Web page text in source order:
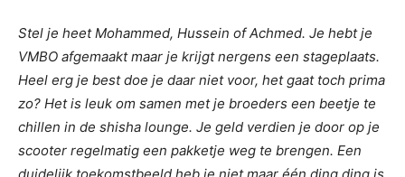
Stel je heet Mohammed, Hussein of Achmed. Je hebt je
VMBO afgemaakt maar je krijgt nergens een stageplaats.
Heel erg je best doe je daar niet voor, het gaat toch prima
zo? Het is leuk om samen met je broeders een beetje te
chillen in de shisha lounge. Je geld verdien je door op je
scooter regelmatig een pakketje weg te brengen. Een